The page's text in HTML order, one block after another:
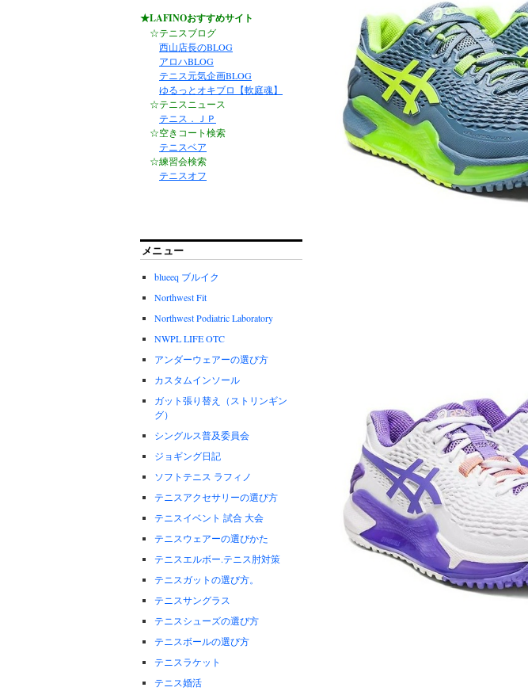
★LAFINOおすすめサイト
☆テニスブログ
西山店長のBLOG
アロハBLOG
テニス元気企画BLOG
ゆるっとオキブロ【軟庭魂】
☆テニスニュース
テニス．ＪＰ
☆空きコート検索
テニスベア
☆練習会検索
テニスオフ
メニュー
blueeq ブルイク
Northwest Fit
Northwest Podiatric Laboratory
NWPL LIFE OTC
アンダーウェアーの選び方
カスタムインソール
ガット張り替え（ストリンギン
グ）
シングルス普及委員会
ジョギング日記
ソフトテニス ラフィノ
テニスアクセサリーの選び方
テニスイベント 試合 大会
テニスウェアーの選びかた
テニスエルボー.テニス肘対策
テニスガットの選び方。
テニスサングラス
テニスシューズの選び方
テニスボールの選び方
テニスラケット
テニス婚活